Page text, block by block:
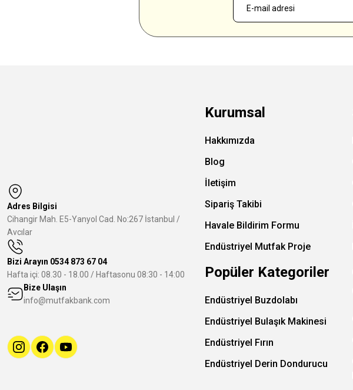
Adres Bilgisi
Cihangir Mah. E5-Yanyol Cad. No:267 İstanbul /
Avcılar
Bizi Arayın 0534 873 67 04
Hafta içi: 08.30 - 18.00 / Haftasonu 08:30 - 14:00
Bize Ulaşın
info@mutfakbank.com
Kurumsal
Hakkımızda
Blog
İletişim
Sipariş Takibi
Havale Bildirim Formu
Endüstriyel Mutfak Proje
Popüler Kategoriler
Endüstriyel Buzdolabı
Endüstriyel Bulaşık Makinesi
Endüstriyel Fırın
Endüstriyel Derin Dondurucu